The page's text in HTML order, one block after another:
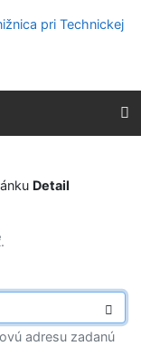
Detail
adresu zadanú